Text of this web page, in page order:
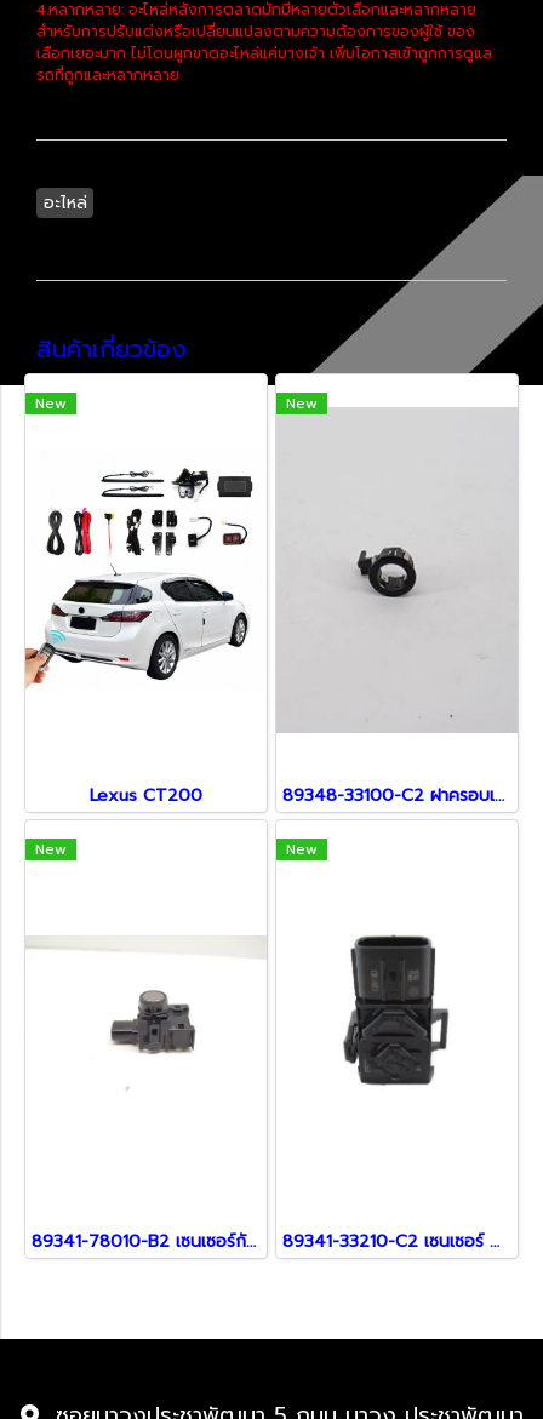
4.หลากหลาย: อะไหล่หลังการตลาดมักมีหลายตัวเลือกและหลากหลาย
สำหรับการปรับแต่งหรือเปลี่ยนแปลงตามความต้องการของผู้ใช้ ของ
เลือกเยอะมาก ไม่โดนผูกขาดอะไหล่แค่บางเจ้า เพิ่มโอกาสเข้าถูกการดูแล
รถที่ถูกและหลากหลาย
อะไหล่
สินค้าเกี่ยวข้อง
New
Lexus CT200
New
89348-33100-C2 ฝาครอบเซ็นเซอร์ สำหรับ Lexus
New
89341-78010-B2 เซนเซอร์กันชน สำหรับรถ Lexus
New
89341-33210-C2 เซนเซอร์ สำหรับ Lexus